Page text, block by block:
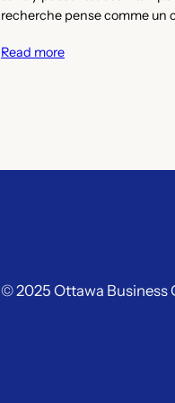
recherche pense comme un
Read more
© 2025 Ottawa Business